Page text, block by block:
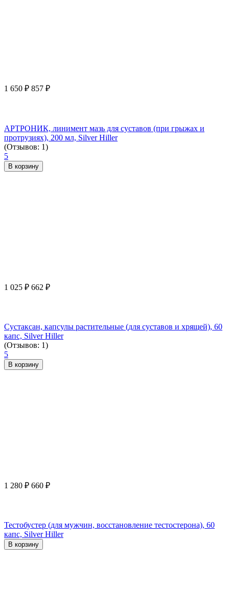
1 650 ₽ 857 ₽
АРТРОНИК, линимент мазь для суставов (при грыжах и
протрузиях), 200 мл, Silver Hiller
(Отзывов: 1)
5
В корзину
1 025 ₽ 662 ₽
Сустаксан, капсулы растительные (для суставов и хрящей), 60
капс, Silver Hiller
(Отзывов: 1)
5
В корзину
1 280 ₽ 660 ₽
Тестобустер (для мужчин, восстановление тестостерона), 60
капс, Silver Hiller
В корзину